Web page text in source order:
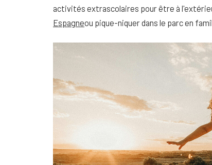
activités extrascolaires pour être à
Espagneou pique-niquer dans le parc en